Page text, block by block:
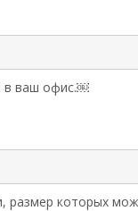
в ваш офис.￼
которых